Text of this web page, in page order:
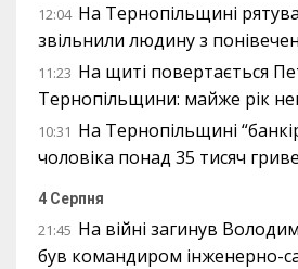
12:04 На Тернопільщині
звільнили людину з
11:23 На щиті повертається
Тернопільщини: майже рік
10:31 На Тернопільщині
чоловіка понад 35 тисяч
4 Серпня
21:45 На війні загинув
був командиром інженерно-